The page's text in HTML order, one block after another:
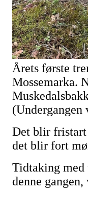
Årets første
Mossemarka.
(Undergangen
Det blir
det blir fort
Tidtaking
denne